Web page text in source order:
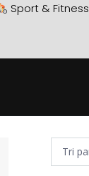
Sport & Fitness